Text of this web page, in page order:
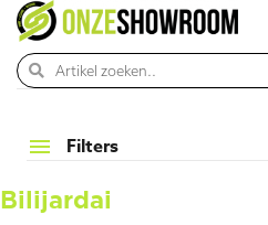
Filters
Bilijardai